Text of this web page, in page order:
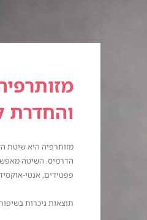
והחדרת
מזותרפיה היא שיטת
הדרמיס. השיטה
פפטידים, אנטי-
תוצאות ניכרות